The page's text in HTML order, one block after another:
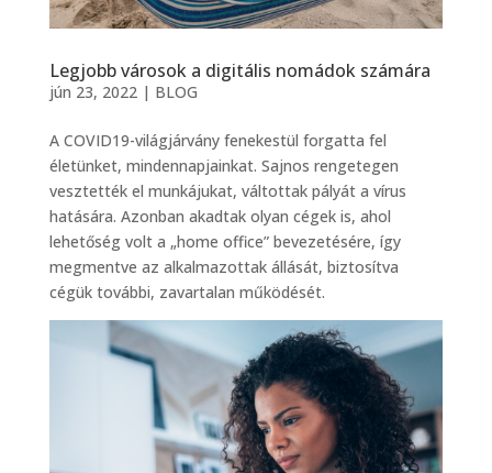
Legjobb városok a digitális nomádok számára
jún 23, 2022| BLOG
A COVID19-világjárvány fenekestül forgatta fel
életünket, mindennapjainkat. Sajnos rengetegen
vesztették el munkájukat, váltottak pályát a vírus
hatására. Azonban akadtak olyan cégek is, ahol
lehetőség volt a „home office” bevezetésére, így
megmentve az alkalmazottak állását, biztosítva
cégük további, zavartalan működését.